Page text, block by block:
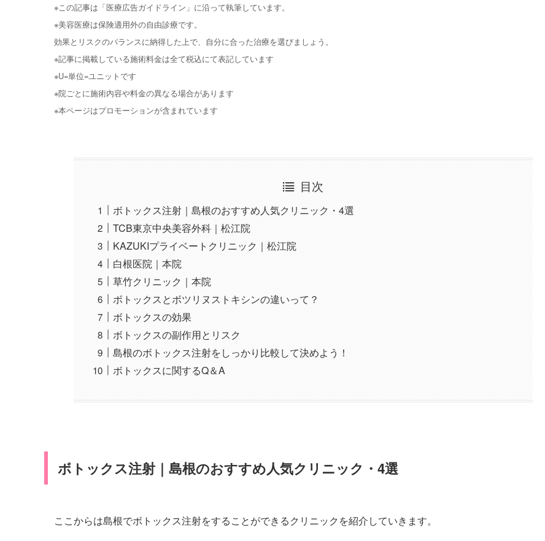
※この記事は「医療広告ガイドライン」に沿って執筆しています。
※美容医療は保険適用外の自由診療です。
効果とリスクのバランスに納得した上で、自分に合った治療を選びましょう。
※記事に掲載している施術料金は全て税込にて表記しています
※U=単位=ユニットです
※院ごとに施術内容や料金の異なる場合があります
※本ページはプロモーションが含まれています
目次
ボトックス注射｜島根のおすすめ人気クリニック・4選
TCB東京中央美容外科｜松江院
KAZUKIプライベートクリニック｜松江院
白根医院｜本院
草竹クリニック｜本院
ボトックスとボツリヌストキシンの違いって？
ボトックスの効果
ボトックスの副作用とリスク
島根のボトックス注射をしっかり比較して決めよう！
ボトックスに関するQ＆A
ボトックス注射｜島根のおすすめ人気クリニック・4選
ここからは島根でボトックス注射をすることができるクリニックを紹介していきます。